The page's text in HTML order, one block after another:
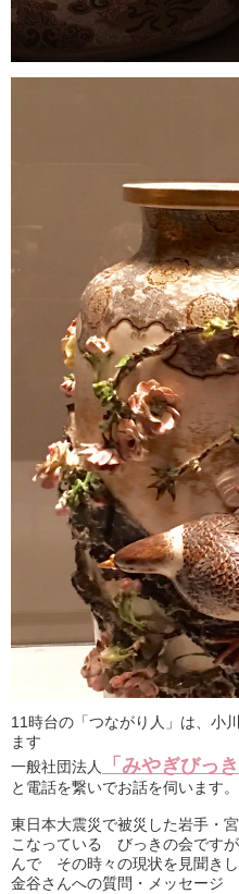
11時台の「つながり人」は、小
ます
一般社団法人
「みやぎびっ
と電話を繋いでお話を伺います。
東日本大震災で被災した岩手・
こなっている びっきの会です
んで その時々の現状を見聞きし
金谷さんへの質問・メッセージ